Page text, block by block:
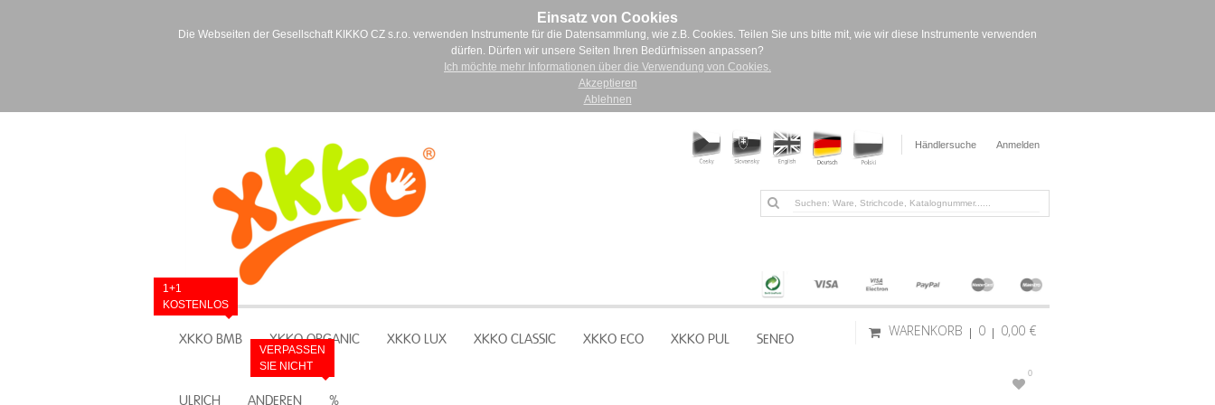
Einsatz von Cookies
Die Webseiten der Gesellschaft KIKKO CZ s.r.o. verwenden Instrumente für die Datensammlung, wie z.B. Cookies. Teilen Sie uns bitte mit, wie wir diese Instrumente verwenden
dürfen. Dürfen wir unsere Seiten Ihren Bedürfnissen anpassen?
Ich möchte mehr Informationen über die Verwendung von Cookies.
Akzeptieren
Ablehnen
Händlersuche Anmelden
XKKO BMB
1+1
KOSTENLOS
XKKO ORGANIC XKKO LUX XKKO CLASSIC XKKO ECO XKKO PUL SENEO
ULRICH ANDEREN %
VERPASSEN
SIE NICHT
WARENKORB 0 0,00 €
0